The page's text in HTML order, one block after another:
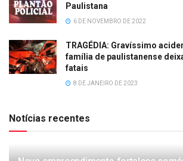
Paulistana
6 DE NOVEMBRO DE 2022
TRAGÉDIA: Gravíssimo
família de paulistanense
fatais
8 DE JANEIRO DE 2023
Notícias recentes